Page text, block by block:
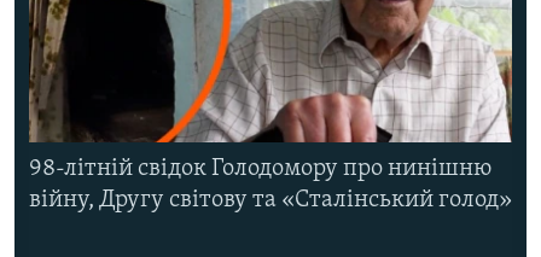
98-літній свідок Голодомору про нинішню
війну, Другу світову та «Сталінський голод»